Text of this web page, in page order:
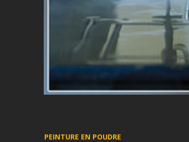
PEINTURE EN POUDRE